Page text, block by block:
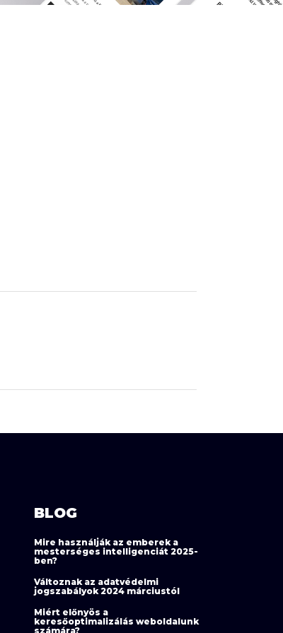
BLOG
Mire használják az emberek a
mesterséges intelligenciát 2025-
ben?
Változnak az adatvédelmi
jogszabályok 2024 márciustól
Miért előnyös a
keresőoptimalizálás weboldalunk
számára?